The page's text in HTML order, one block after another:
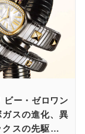
ビー・ゼロワン
ガスの進化、異
スの先駆的な